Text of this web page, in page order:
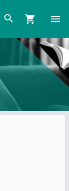
search shopping_cart menu